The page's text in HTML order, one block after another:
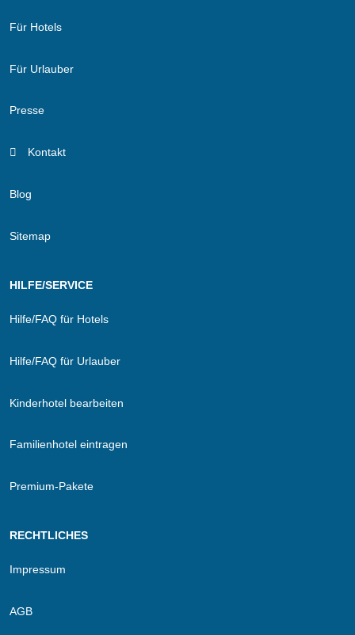
Für Hotels
Für Urlauber
Presse
Kontakt
Blog
Sitemap
HILFE/SERVICE
Hilfe/FAQ für Hotels
Hilfe/FAQ für Urlauber
Kinderhotel bearbeiten
Familienhotel eintragen
Premium-Pakete
RECHTLICHES
Impressum
AGB